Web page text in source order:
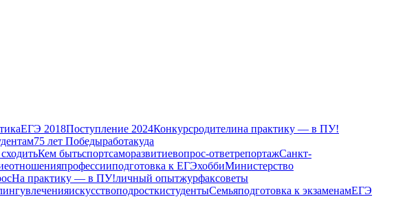
ЕГЭ 2018Поступление 2024Конкурсродителина практику — в ПУ!
75 лет Победыработакуда
Кем бытьспортсаморазвитиевопрос-ответрепортажСанкт-
отношенияпрофессииподготовка к ЕГЭхоббиМинистерство
На практику — в ПУ!личный опытжурфаксоветы
увлеченияискусствоподросткистудентыСемьяподготовка к экзаменамЕГЭ